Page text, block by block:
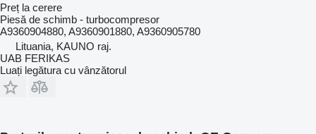
Preț la cerere
Piesă de schimb - turbocompresor
A9360904880, A9360901880, A9360905780
Lituania, KAUNO raj.
UAB FERIKAS
Luați legătura cu vânzătorul